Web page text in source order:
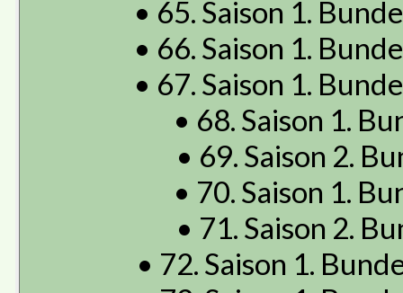
• 65. Saison 1.
• 66. Saison 1.
• 67. Saison 1.
• 68. Saison 1.
• 69. Saison 2.
• 70. Saison 1.
• 71. Saison 2.
• 72. Saison 1.